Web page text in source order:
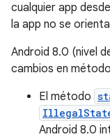
cualquier app
la app no se
Android 8.0 (nivel
cambios en
El método
Android 8.0